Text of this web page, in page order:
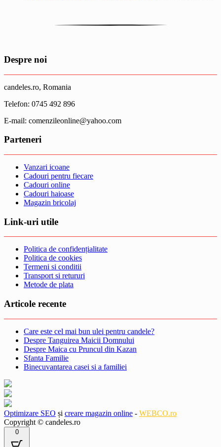
Despre noi
candeles.ro, Romania
Telefon: 0745 492 896
E-mail: comenzileonline@yahoo.com
Parteneri
Vanzari icoane
Cadouri pentru fiecare
Cadouri online
Cadouri haioase
Magazin bricolaj
Link-uri utile
Politica de confidențialitate
Politica de cookies
Termeni si conditii
Transport si retururi
Metode de plata
Articole recente
Care este cel mai bun ulei pentru candele?
Despre Tanguirea Maicii Domnului
Despre Maica cu Pruncul din Kazan
Sfanta Familie
Binecuvantarea casei si a familiei
Optimizare SEO și creare magazin online - WEBCO.ro
Copyright © candeles.ro
0